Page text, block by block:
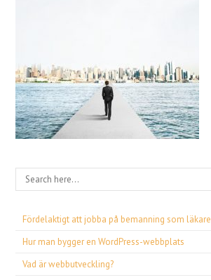
Fördelaktigt att jobba på bemanning som läkare
Hur man bygger en WordPress-webbplats
Vad är webbutveckling?